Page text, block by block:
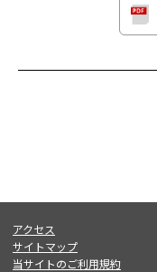
アクセス
サイトマップ
当サイトのご利用規約